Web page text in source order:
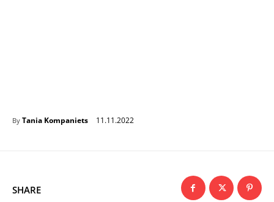
By Tania Kompaniets 11.11.2022
SHARE